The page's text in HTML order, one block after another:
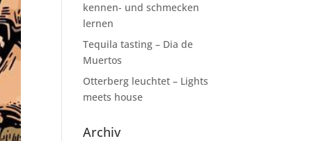
kennen- und schmecken
lernen
Tequila tasting – Dia de
Muertos
Otterberg leuchtet – Lights
meets house
Archiv